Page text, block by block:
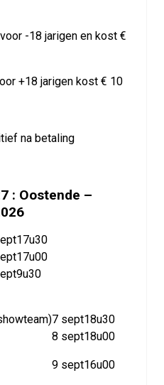
-18 jarigen en kost €
+18 jarigen kost € 10
na betaling
: Oostende –
17u30
17u00
9u30
7 sept18u30
8 sept
9 sept
18u00
16u00